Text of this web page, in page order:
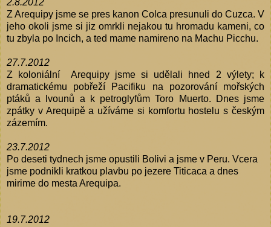
Z Arequipy jsme se pres kanon Colca presunuli do Cuzca. V
jeho okoli jsme si jiz omrkli nejakou tu hromadu kameni, co
tu zbyla po Incich, a ted mame namireno na Machu Picchu.
27.7.2012
Z koloniální Arequipy jsme si udělali hned 2 výlety; k
dramatickému pobřeží Pacifiku na pozorování mořských
ptáků a lvounů a k petroglyfům Toro Muerto. Dnes jsme
zpátky v Arequipě a užíváme si komfortu hostelu s českým
zázemím.
23.7.2012
Po deseti tydnech jsme opustili Bolivi a jsme v Peru. Vcera
jsme podnikli kratkou plavbu po jezere Titicaca a dnes
mirime do mesta Arequipa.
19.7.2012